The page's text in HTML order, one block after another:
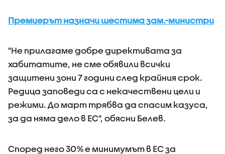
Премиерът назначи шестима зам.-министри
"Не прилагаме добре директивата за
хабитатите, не сме обявили всички
защитени зони 7 години след крайния срок.
Редица заповеди са с некачествени цели и
режими. До март трябва да спасим казуса,
за да няма дело в ЕС", обясни Белев.
Според него 30% е минимумът в ЕС за